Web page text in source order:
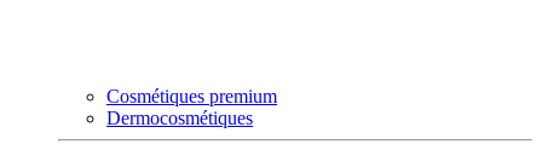
Cosmétiques premium
Dermocosmétiques